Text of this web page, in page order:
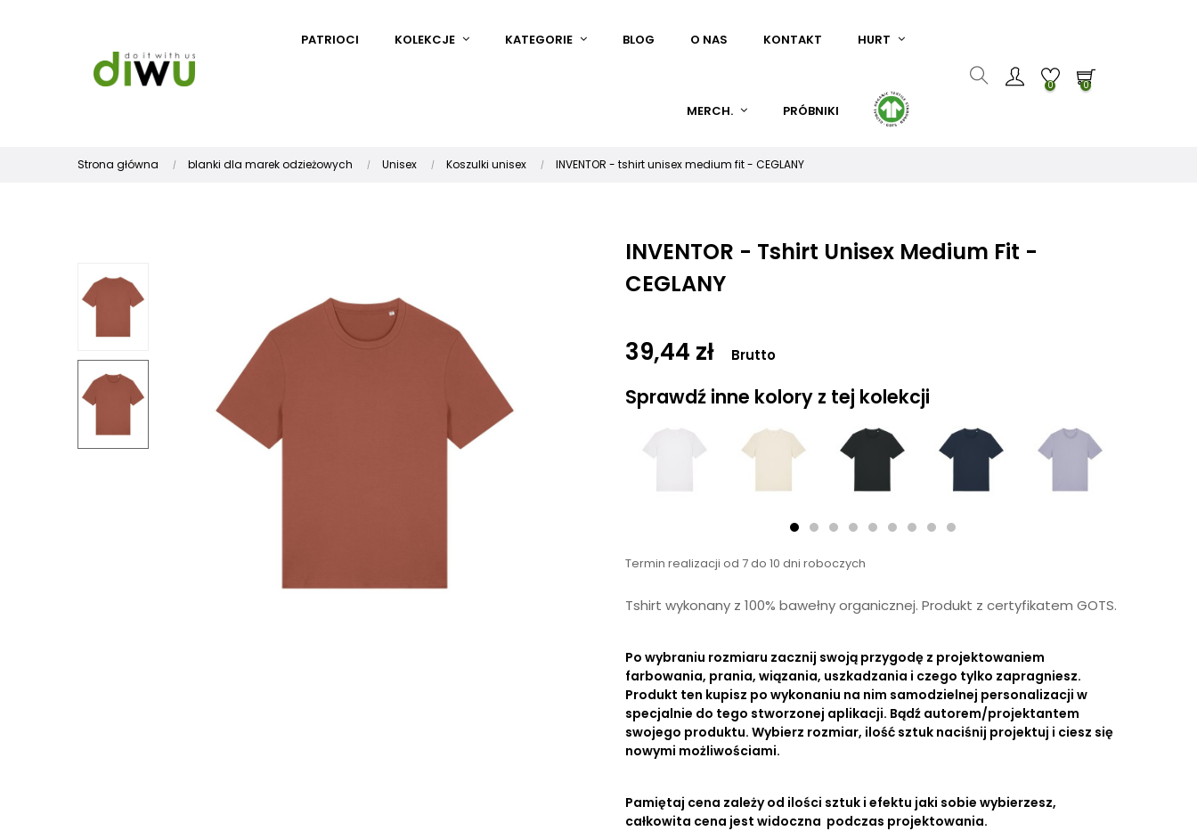
PATRIOCI KOLEKCJE KATEGORIE BLOG O NAS KONTAKT HURT
MERCH. PRÓBNIKI
0 0
Strona główna blanki dla marek odzieżowych Unisex Koszulki unisex INVENTOR - tshirt unisex medium fit - CEGLANY
INVENTOR - Tshirt Unisex Medium Fit -
CEGLANY
39,44 zł Brutto
Sprawdź inne kolory z tej kolekcji
Termin realizacji od 7 do 10 dni roboczych
Tshirt wykonany z 100% bawełny organicznej. Produkt z certyfikatem GOTS.
Po wybraniu rozmiaru zacznij swoją przygodę z projektowaniem
farbowania, prania, wiązania, uszkadzania i czego tylko zapragniesz.
Produkt ten kupisz po wykonaniu na nim samodzielnej personalizacji w
specjalnie do tego stworzonej aplikacji. Bądź autorem/projektantem
swojego produktu. Wybierz rozmiar, ilość sztuk naciśnij projektuj i ciesz się
nowymi możliwościami.
Pamiętaj cena zależy od ilości sztuk i efektu jaki sobie wybierzesz,
całkowita cena jest widoczna podczas projektowania.